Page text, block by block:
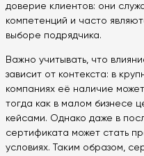
доверие клиентов: они
компетенций и часто
выборе подрядчика.
Важно учитывать, что
зависит от контекста: в
компаниях её наличие
тогда как в малом бизнесе
кейсами. Однако даже в
сертификата может стать
условиях. Таким образом,